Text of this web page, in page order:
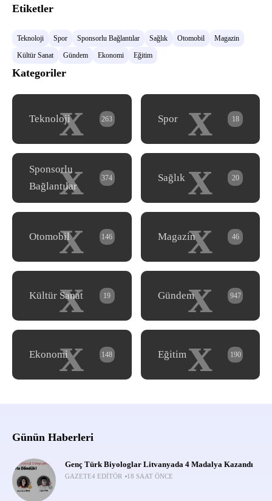
Etiketler
Teknoloji Spor Sponsorlu Bağlantılar Sağlık Otomobil
Magazin
Kültür Sanat
Gündem Ekonomi Eğitim
Kategoriler
x
Teknoloji 263 x
Spor 18
x
Sponsorlu
Bağlantılar
374 x
Sağlık 20
x
Otomobil 146 x
Magazin 46
x
Kültür Sanat 19 x
Gündem 947
x
Ekonomi 148 x
Eğitim 190
Günün Haberleri
Genç Türk Biyologlar Litvanyada 4 Madalya Kazandı
GAZETE4 EDITÖR 18 SAAT ÖNCE